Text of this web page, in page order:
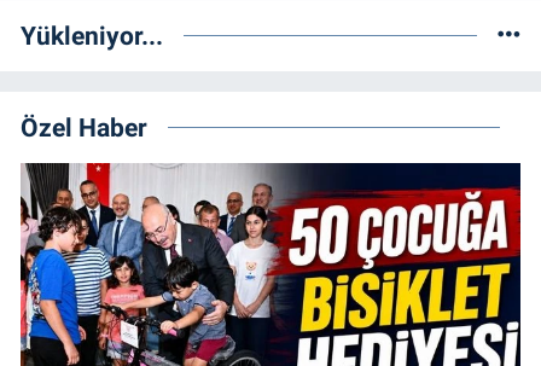
Yükleniyor...
Özel Haber